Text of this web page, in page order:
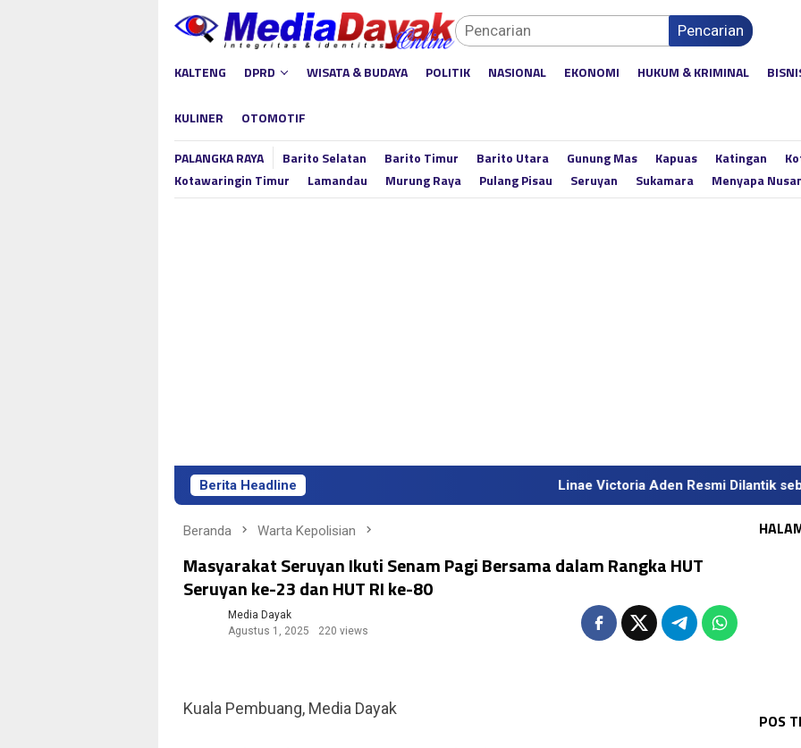
Loncat
Pencarian
KALTENG DPRD WISATA & BUDAYA POLITIK NASIONAL EKONOMI HUKUM & KRIMINAL
KULINER OTOMOTIF
PALANGKA RAYA Barito Selatan Barito Timur Barito Utara Gunung Mas Kapuas Katingan
Kotawaringin Timur
Lamandau Murung Raya Pulang Pisau Seruyan Sukamara Menyapa
Berita Headline Linae Victoria Aden Resmi Dilantik sebagai
Beranda Warta Kepolisian
Masyarakat Seruyan Ikuti Senam Pagi Bersama dalam Rangka HUT
Seruyan ke-23 dan HUT RI ke-80
Media Dayak
Agustus 1, 2025
220 views
Kuala Pembuang, Media Dayak
POS